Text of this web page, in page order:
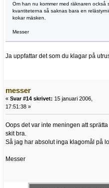
Om han nu kommer med räknaren också
kvantiteterna så saknas bara en
kokar mäsken.
Messer
Ja uppfattar det som du klagar på
messer
« Svar #14 skrivet: 15 januari 2006,
17:51:38 »
Oops det var inte meningen att
skit bra.
Så jag har absolut inga klagomål på
Messer